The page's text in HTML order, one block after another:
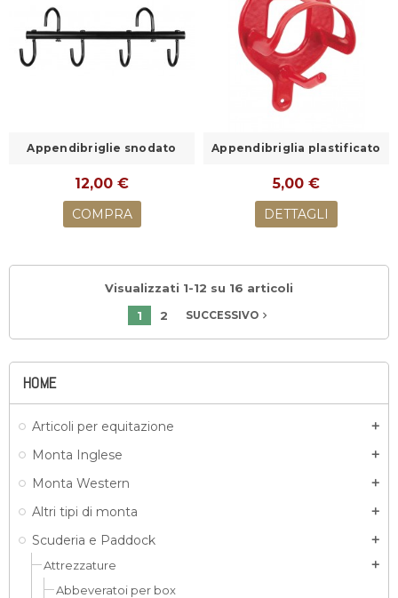
HOME
Articoli per equitazione add
Monta Inglese add
Monta Western add
Altri tipi di monta add
Scuderia e Paddock add
Attrezzature add
Abbeveratoi per box
Appendibriglie snodato
12,00 €
COMPRA
Appendibriglia plastificato
5,00 €
DETTAGLI
Visualizzati 1-12 su 16 articoli
1
2 SUCCESSIVOnavigate_next